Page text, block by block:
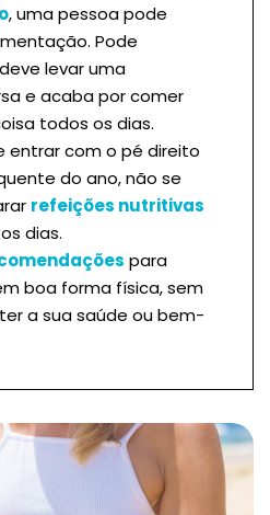
, uma pessoa pode
Pode
levar uma
e acaba por comer
todos os dias.
entrar com o pé direito
do ano, não se
refeições nutritivas
dias.
para
boa forma física, sem
a sua saúde ou bem-